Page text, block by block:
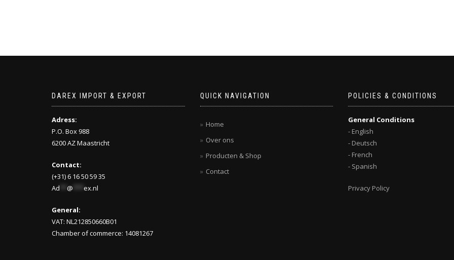
DAREX IMPORT & EXPORT
Adress:
P.O. Box 988
6200 AZ Maastricht
Contact:
(+31) 6 16 50 59 35
Ad
@ ex.nl
General:
VAT: NL212850660B01
Chamber of commerce: 14081267
QUICK NAVIGATION
Home
Over ons
Producten & Shop
Contact
POLICIES & CONDITIONS
General Conditions
- English
- Deutsch
- French
- Spanish
Privacy Policy